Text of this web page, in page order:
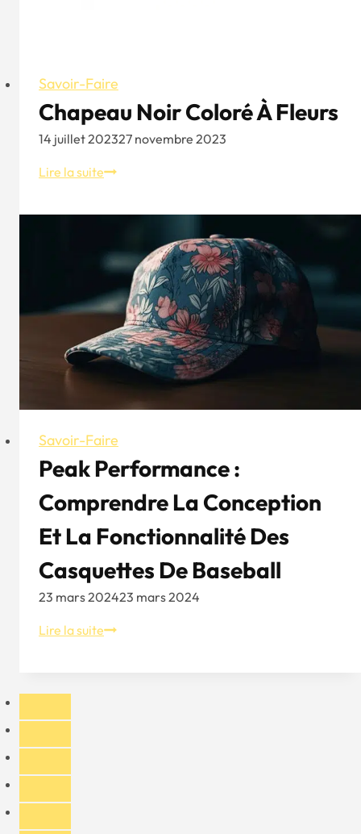
Savoir-Faire
Chapeau Noir Coloré À Fleurs
14 juillet 202327 novembre 2023
Lire la suiteChapeau
coloré
fleurs
Savoir-Faire
Peak Performance :
Comprendre La Conception
Et La Fonctionnalité Des
Casquettes De Baseball
23 mars 202423 mars 2024
Lire la suitePeak